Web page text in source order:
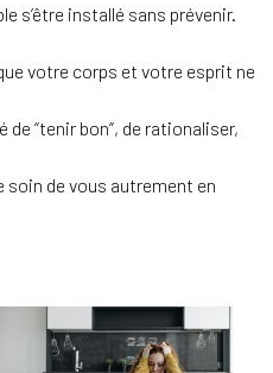
s’être installé sans prévenir.
votre corps et votre esprit ne
de “tenir bon”, de rationaliser,
soin de vous autrement en